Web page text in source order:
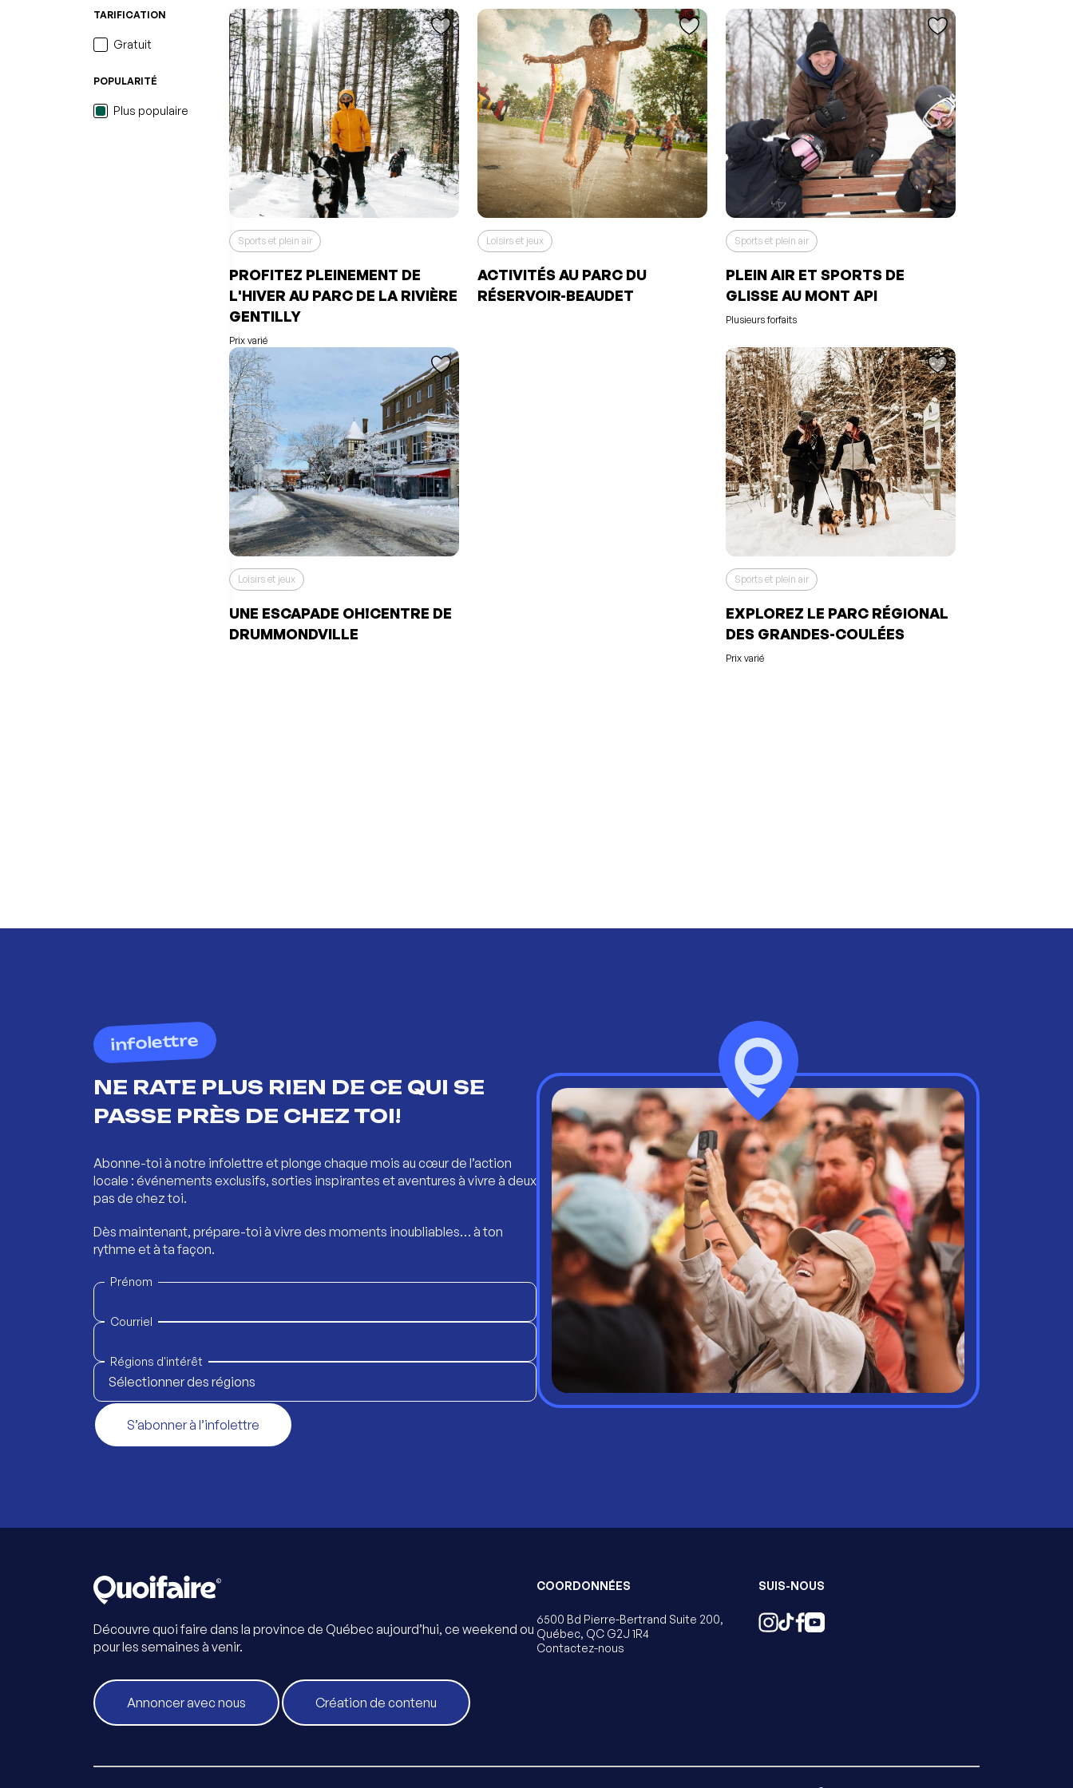
TARIFICATION
Gratuit
POPULARITÉ
Plus populaire
Sports et plein air
PROFITEZ PLEINEMENT DE
L'HIVER AU PARC DE LA RIVIÈRE
GENTILLY
Prix varié
Loisirs et jeux
ACTIVITÉS AU PARC DU
RÉSERVOIR-BEAUDET
Sports et plein air
PLEIN AIR ET SPORTS DE
GLISSE AU MONT API
Plusieurs forfaits
L'événement a été ajouté à vos
favoris
Événement retiré de vos favoris
Loisirs et jeux
UNE ESCAPADE OH!CENTRE DE
DRUMMONDVILLE
L'événement a été ajouté à vos
favoris
Événement retiré de vos favoris
Sports et plein air
EXPLOREZ LE PARC RÉGIONAL
DES GRANDES-COULÉES
Prix varié
infolettre
NE RATE PLUS RIEN DE CE QUI SE
PASSE PRÈS DE CHEZ TOI!
Abonne-toi à notre infolettre et plonge chaque mois au cœur de l’action
locale : événements exclusifs, sorties inspirantes et aventures à vivre à deux
pas de chez toi.
Dès maintenant, prépare-toi à vivre des moments inoubliables… à ton
rythme et à ta façon.
Prénom
Courriel
Régions d'intérêt
Sélectionner des régions
S’abonner à l’infolettre
Découvre quoi faire dans la province de Québec aujourd’hui, ce weekend ou
pour les semaines à venir.
Annoncer avec nous Création de contenu
COORDONNÉES
6500 Bd Pierre-Bertrand Suite 200,
Québec, QC G2J 1R4
Contactez-nous
SUIS-NOUS